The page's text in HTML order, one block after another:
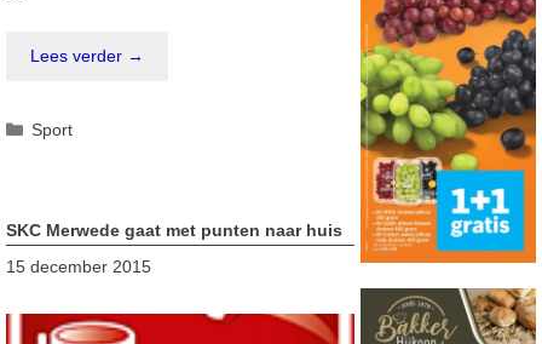
Lees verder →
Categorieën
Sport
SKC Merwede gaat met punten naar huis
15 december 2015